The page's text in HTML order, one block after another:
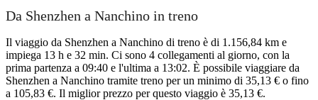
Da Shenzhen a Nanchino in treno
Il viaggio da Shenzhen a Nanchino di treno è di 1.156,84 km e
impiega 13 h e 32 min. Ci sono 4 collegamenti al giorno, con la
prima partenza a 09:40 e l'ultima a 13:02. È possibile viaggiare da
Shenzhen a Nanchino tramite treno per un minimo di 35,13 € o fino
a 105,83 €. Il miglior prezzo per questo viaggio è 35,13 €.